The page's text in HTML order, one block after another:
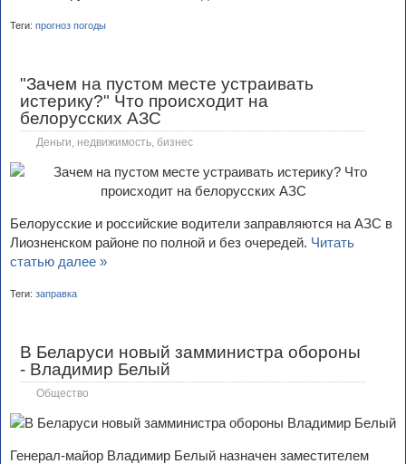
Теги: прогноз погоды
"Зачем на пустом месте устраивать
истерику?" Что происходит на
белорусских АЗС
Деньги, недвижимость, бизнес
Белорусские и российские водители заправляются на АЗС в
Лиозненском районе по полной и без очередей. Читать
статью далее »
Теги: заправка
В Беларуси новый замминистра обороны
- Владимир Белый
Общество
Генерал-майор Владимир Белый назначен заместителем